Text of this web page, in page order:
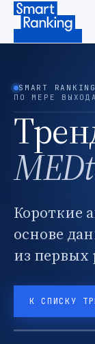
Подписаться на
SMART
ПО МЕРЕ ВЫХОДА
Короткие
основе
из первых
К СПИСКУ